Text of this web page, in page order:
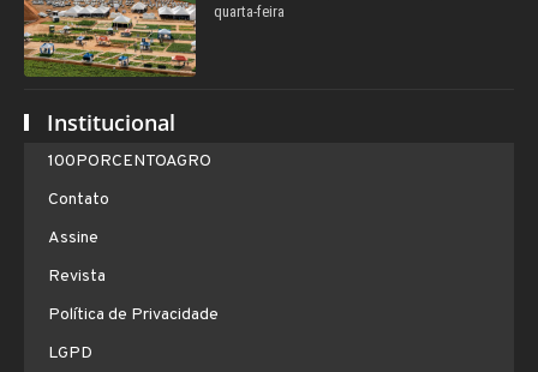
quarta-feira
Institucional
100PORCENTOAGRO
Contato
Assine
Revista
Política de Privacidade
LGPD